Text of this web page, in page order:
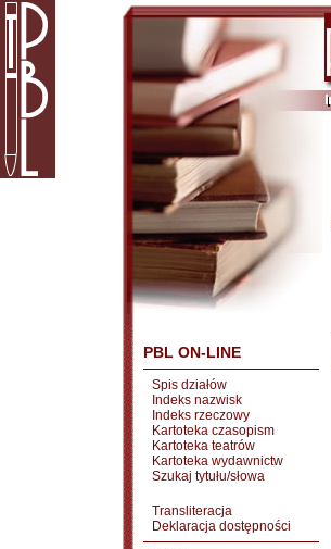
PBL ON-LINE
Spis działów
Indeks nazwisk
Indeks rzeczowy
Kartoteka czasopism
Kartoteka teatrów
Kartoteka wydawnictw
Szukaj tytułu/słowa
Transliteracja
Deklaracja dostępności